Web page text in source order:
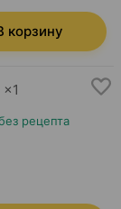
корзину
×1
рецепта